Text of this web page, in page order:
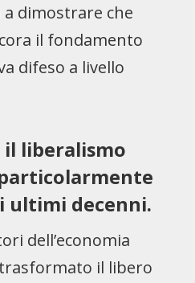
dimostrare che
il fondamento
difeso a livello
il liberalismo
ultimi decenni.
dell’economia
il libero